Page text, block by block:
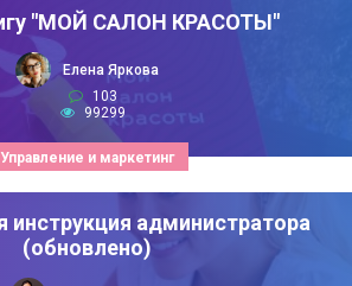
Управление и маркетинг
"МОЙ САЛОН КРАСОТЫ"
Елена Яркова
103
99299
администратора
(обновлено)